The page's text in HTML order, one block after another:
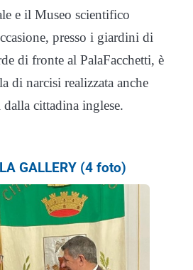
e il Museo scientifico
presso i giardini di
di fronte al PalaFacchetti, è
di narcisi realizzata anche
cittadina inglese.
GALLERY (4 foto)